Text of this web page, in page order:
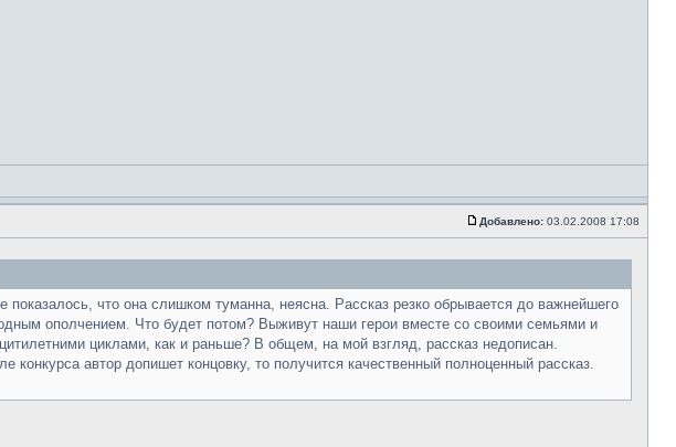
Добавлено: 03.02.2008 17:08
что она слишком туманна, неясна. Рассказ резко обрывается до важнейшего
ополчением. Что будет потом? Выживут наши герои вместе со своими семьями и
циклами, как и раньше? В общем, на мой взгляд, рассказ недописан.
автор допишет концовку, то получится качественный полноценный рассказ.